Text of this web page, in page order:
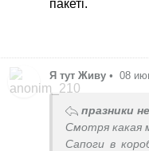
пакеті.
Я тут Живу • 08
празники
Смотря какая
Сапоги в